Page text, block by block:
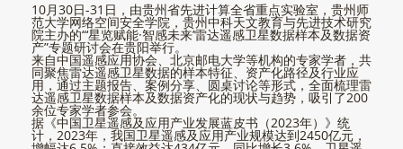
10月30日-31日，由贵州省先进计算全省重点实验室，贵州师
范大学网络空间安全学院，贵州中科天文教育与先进技术研究
院主办的“‘星览赋能·智感未来’雷达遥感卫星数据样本及数据资
产”专题研讨会在贵阳举行。
来自中国遥感应用协会、北京邮电大学等机构的专家学者，共
同聚焦雷达遥感卫星数据的样本特征、资产化路径及行业应
用，通过主题报告、案例分享、圆桌讨论等形式，全面梳理雷
达遥感卫星数据样本及数据资产化的现状与趋势，吸引了200
余位专家学者参会。
据《中国卫星遥感及应用产业发展蓝皮书（2023年）》统
计，2023年，我国卫星遥感及应用产业规模达到2450亿元，